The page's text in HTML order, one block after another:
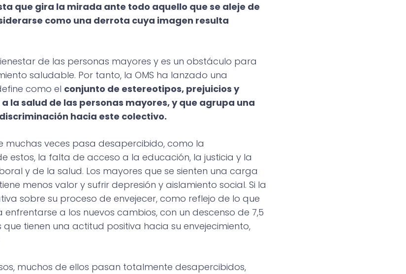
que gira la mirada ante todo aquello que se aleje de
como una derrota cuya imagen resulta
de las personas mayores y es un obstáculo para
saludable. Por tanto, la OMS ha lanzado una
como el conjunto de estereotipos, prejuicios y
salud de las personas mayores, y que agrupa una
hacia este colectivo.
muchas veces pasa desapercibido, como la
estos, la falta de acceso a la educación, la justicia y la
y de la salud. Los mayores que se sienten una carga
menos valor y sufrir depresión y aislamiento social. Si la
sobre su proceso de envejecer, como reflejo de lo que
a los nuevos cambios, con un descenso de 7,5
tienen una actitud positiva hacia su envejecimiento,
muchos de ellos pasan totalmente desapercibidos,